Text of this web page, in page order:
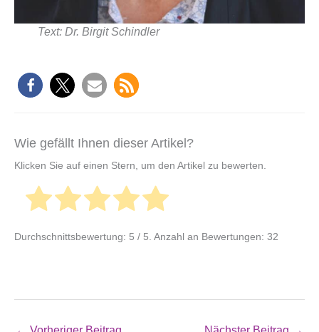
Text: Dr. Birgit Schindler
Wie gefällt Ihnen dieser Artikel?
Klicken Sie auf einen Stern, um den Artikel zu bewerten.
Durchschnittsbewertung: 5 / 5. Anzahl an Bewertungen: 32